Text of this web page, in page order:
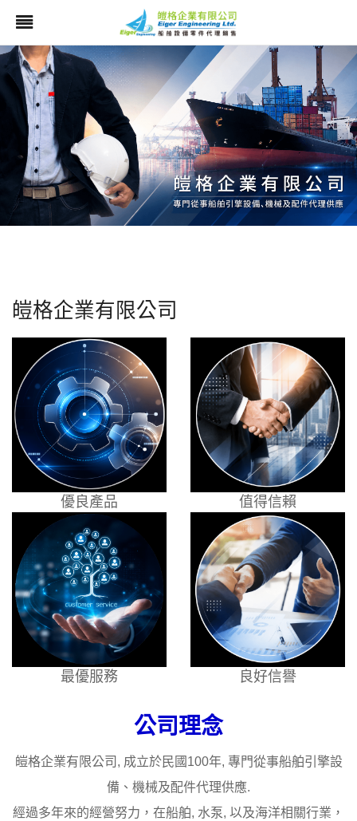
皚格企業有限公司
優良產品 值得信賴
最優服務 良好信譽
公司理念
皚格企業有限公司, 成立於民國100年, 專門從事船舶引擎設
備、機械及配件代理供應.
經過多年來的經營努力，在船舶, 水泵, 以及海洋相關行業，